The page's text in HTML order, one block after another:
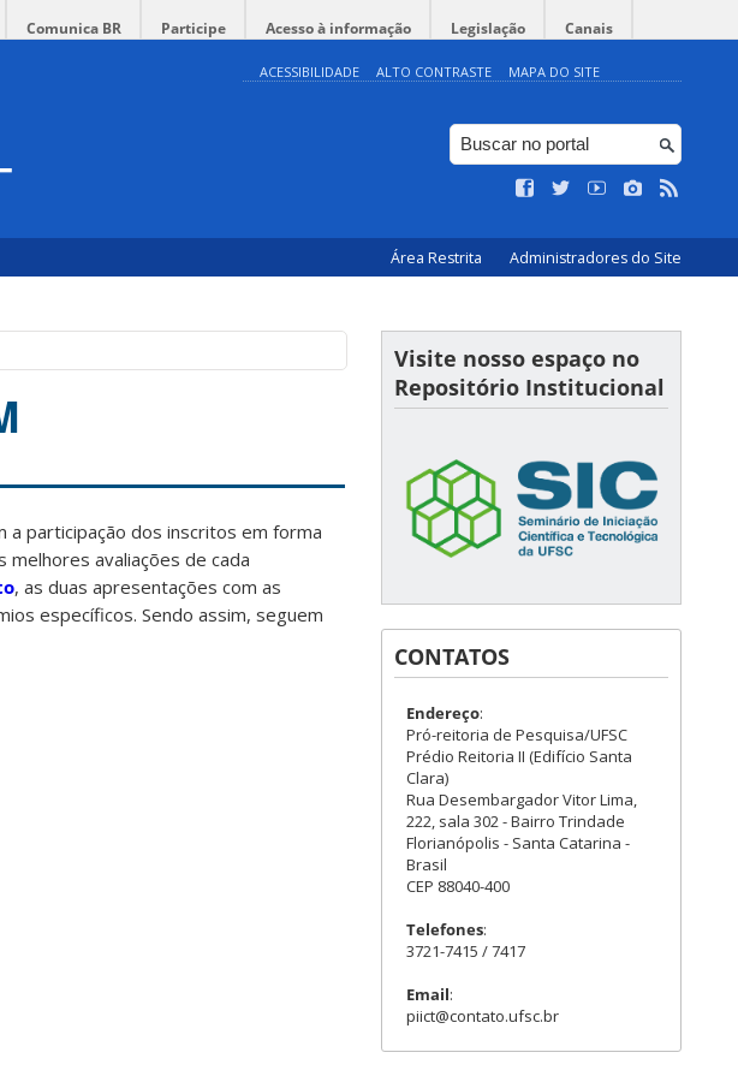
Comunica BR Participe Acesso à informação Legislação Canais
ACESSIBILIDADE ALTO CONTRASTE MAPA DO SITE
Área Restrita Administradores do Site
a participação dos inscritos em forma
avaliações de cada
, as duas apresentações com as
específicos. Sendo assim, seguem
Visite nosso espaço no
Repositório Institucional
CONTATOS
Endereço:
Pró-reitoria de Pesquisa/UFSC
Prédio Reitoria II (Edifício Santa
Clara)
Rua Desembargador Vitor Lima,
222, sala 302 - Bairro Trindade
Florianópolis - Santa Catarina -
Brasil
CEP 88040-400
Telefones:
3721-7415 / 7417
Email:
piict@contato.ufsc.br